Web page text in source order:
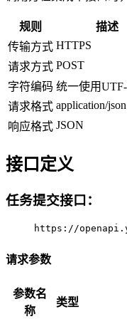
规则
描述
传输方式 HTTPS
请求方式 POST
字符编码 统一使用
请求格式 application/json
响应格式 JSON
接口定义
任务提交接口：
https://
请求参数
参数名
称
类型